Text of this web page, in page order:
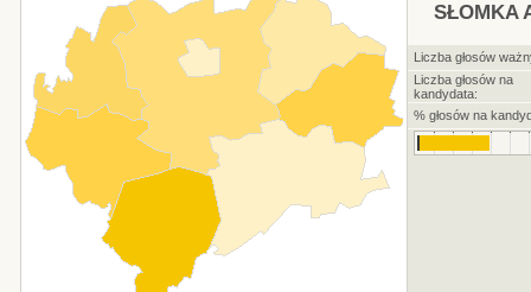
SŁOMKA
Liczba głosów
Liczba głosów na
kandydata:
% głosów na